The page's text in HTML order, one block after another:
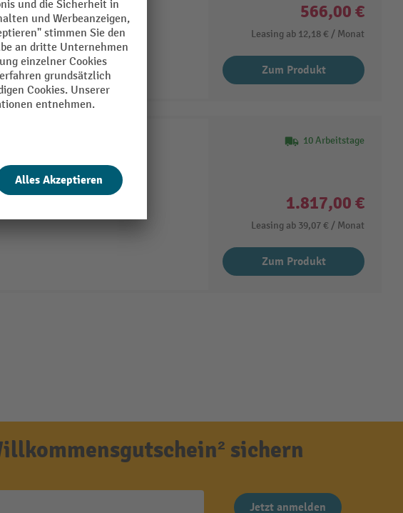
0 °C bis 90 °C
566,00 €
Leasing ab 12,18 € / Monat
Zum Produkt
PU-beschichtetem Polyamid
abriebfest
10 Arbeitstage
1.817,00 €
Leasing ab 39,07 € / Monat
Zum Produkt
sichern
Jetzt anmelden